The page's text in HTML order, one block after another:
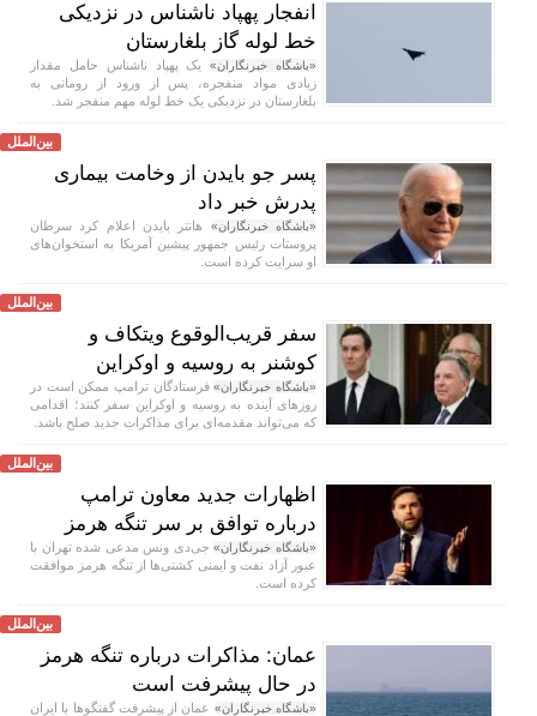
انفجار پهپاد ناشناس در نزدیکی
خط لوله گاز بلغارستان
«باشگاه خبرنگاران»یک پهپاد ناشناس حامل مقدار
زیادی مواد منفجره، پس از ورود از رومانی به
بلغارستان در نزدیکی یک خط لوله مهم منفجر شد.
بین‌الملل
پسر جو بایدن از وخامت بیماری
پدرش خبر داد
«باشگاه خبرنگاران» هانتر بایدن اعلام کرد سرطان
پروستات رئیس جمهور پیشین آمریکا به استخوان‌های
او سرایت کرده است.
بین‌الملل
سفر قریب‌الوقوع ویتکاف و
کوشنر به روسیه و اوکراین
«باشگاه خبرنگاران»فرستادگان ترامپ ممکن است در
روز‌های آینده به روسیه و اوکراین سفر کنند؛ اقدامی
که می‌تواند مقدمه‌ای برای مذاکرات جدید صلح باشد.
بین‌الملل
اظهارات جدید معاون ترامپ
درباره توافق بر سر تنگه هرمز
«باشگاه خبرنگاران»جی‌دی ونس مدعی شده تهران با
عبور آزاد نفت و ایمنی کشتی‌ها از تنگه هرمز موافقت
کرده است.
بین‌الملل
عمان: مذاکرات درباره تنگه هرمز
در حال پیشرفت است
«باشگاه خبرنگاران» عمان از پیشرفت گفتگوها با ایران